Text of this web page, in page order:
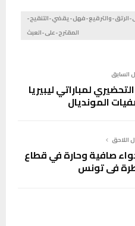
قائمة-على-الرتق-والترقيع-فهل-يقضي-التنقيح-
المقترح-على-العبث
السابق
لمباراتي ليبيريا
المونديال
اللاحق
صافية وحارة في قطاع
في تونس